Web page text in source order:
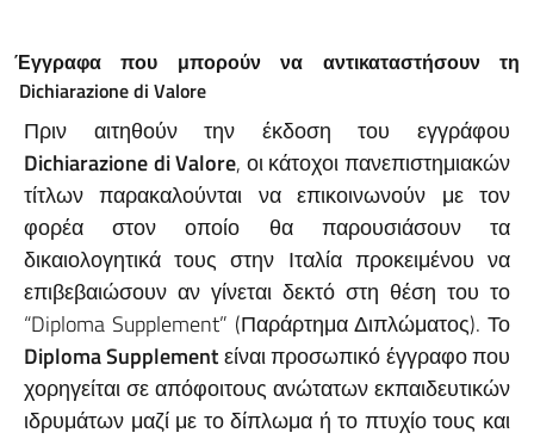
Έγγραφα που μπορούν να αντικαταστήσουν τη
Dichiarazionedi Valore
Πριν αιτηθούν την έκδοση του εγγράφου
Dichiarazione di Valore, οι κάτοχοι πανεπιστημιακών
τίτλων παρακαλούνται να επικοινωνούν με τον
φορέα στον οποίο θα παρουσιάσουν τα
δικαιολογητικά τους στην Ιταλία προκειμένου να
επιβεβαιώσουν αν γίνεται δεκτό στη θέση του το
“Diploma Supplement” (Παράρτημα Διπλώματος). Το
Diploma Supplementείναι προσωπικό έγγραφο που
χορηγείται σε απόφοιτους ανώτατων εκπαιδευτικών
ιδρυμάτων μαζί με το δίπλωμα ή το πτυχίο τους και